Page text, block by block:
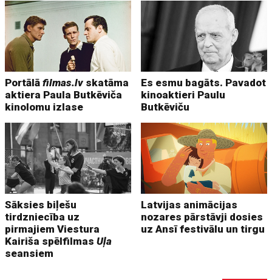
Portālāfilmas.lv skatāma
aktiera Paula Butkēviča
kinolomu izlase
Es esmu bagāts. Pavadot
kinoaktieri Paulu
Butkēviču
Sāksies biļešu
tirdzniecība uz
pirmajiem Viestura
Kairiša spēlfilmasUļa
seansiem
Latvijas animācijas
nozares pārstāvji dosies
uz Ansī festivālu un tirgu